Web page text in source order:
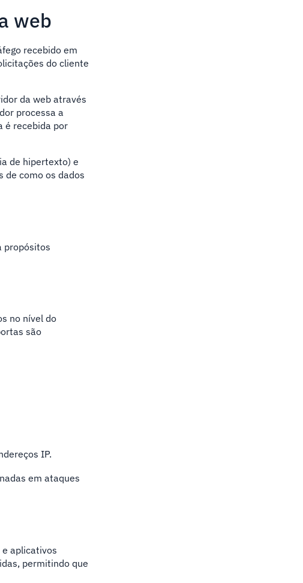
web
recebido em
do cliente
da web através
processa a
é recebida por
de hipertexto) e
de como os dados
propósitos
no nível do
são
IP.
em ataques
aplicativos
permitindo que